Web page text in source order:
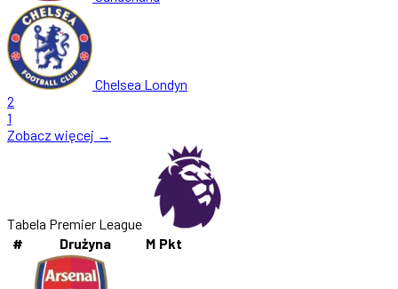
Chelsea Londyn
2
1
Zobacz więcej →
Tabela Premier League
#
Drużyna M Pkt